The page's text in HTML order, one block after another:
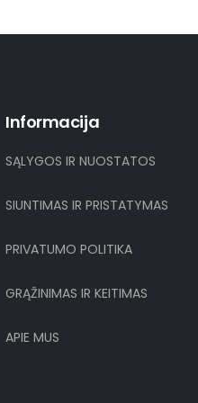
Informacija
SĄLYGOS IR NUOSTATOS
SIUNTIMAS IR PRISTATYMAS
PRIVATUMO POLITIKA
GRĄŽINIMAS IR KEITIMAS
APIE MUS